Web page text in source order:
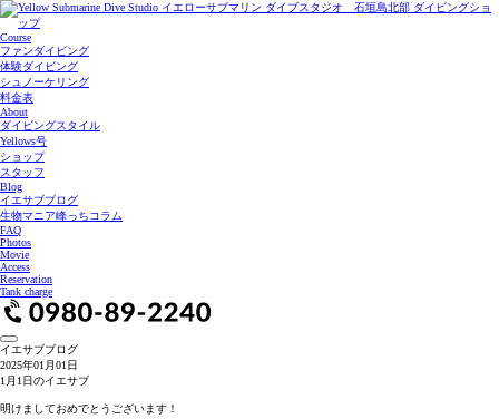
Course
ファンダイビング
体験ダイビング
シュノーケリング
料金表
About
ダイビングスタイル
Yellows号
ショップ
スタッフ
Blog
イエサブブログ
生物マニア峰っちコラム
FAQ
Photos
Movie
Access
Reservation
Tank charge
イエサブブログ
2025年01月01日
1月1日のイエサブ
明けましておめでとうございます！